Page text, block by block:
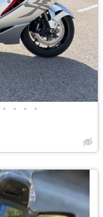
• • • •